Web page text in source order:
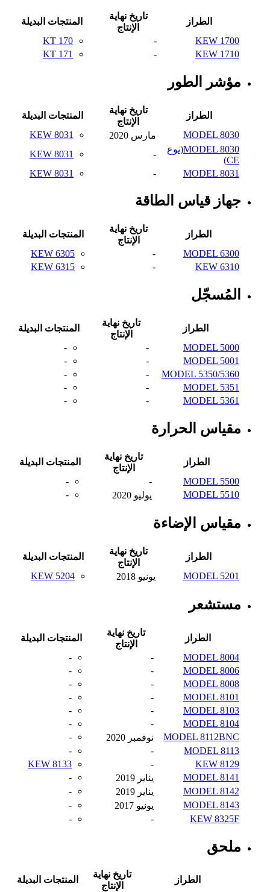
الطراز
تاريخ نهاية
الإنتاج
المنتجات البديلة
KEW 1700
-
KT 170
KEW 1710
-
KT 171
مؤشر الطور
الطراز
تاريخ نهاية
الإنتاج
المنتجات البديلة
MODEL 8030
مارس 2020
KEW 8031
MODEL 8030(نوع
CE)
-
KEW 8031
MODEL 8031
-
KEW 8031
جهاز قياس الطاقة
الطراز
تاريخ نهاية
الإنتاج
المنتجات البديلة
MODEL 6300
-
KEW 6305
KEW 6310
-
KEW 6315
المُسجّل
الطراز
تاريخ نهاية
الإنتاج
المنتجات البديلة
MODEL 5000
-
-
MODEL 5001
-
-
MODEL 5350/5360
-
-
MODEL 5351
-
-
MODEL 5361
-
-
مقياس الحرارة
الطراز
تاريخ نهاية
الإنتاج
المنتجات البديلة
MODEL 5500
-
-
MODEL 5510
يوليو 2020 -
مقياس الإضاءة
الطراز
تاريخ نهاية
الإنتاج
المنتجات البديلة
MODEL 5201
يونيو 2018 KEW 5204
مستشعر
الطراز
تاريخ نهاية
الإنتاج
المنتجات البديلة
MODEL 8004
-
-
MODEL 8006
-
-
MODEL 8008
-
-
MODEL 8101
-
-
MODEL 8103
-
-
MODEL 8104
-
-
MODEL 8112BNC
نوفمبر 2020
-
MODEL 8113
-
-
KEW 8129
-
KEW 8133
MODEL 8141
يناير 2019
-
MODEL 8142
يناير 2019
-
MODEL 8143
يونيو 2017
-
KEW 8325F
-
-
ملحق
الطراز
تاريخ نهاية
الإنتاج
المنتجات البديلة